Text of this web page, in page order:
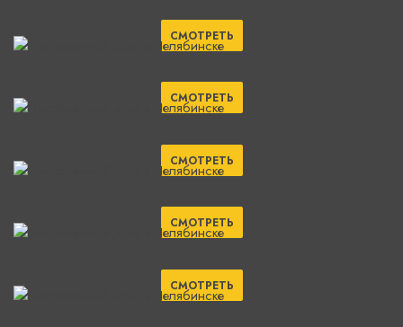
СМОТРЕТЬ
СМОТРЕТЬ
СМОТРЕТЬ
СМОТРЕТЬ
СМОТРЕТЬ